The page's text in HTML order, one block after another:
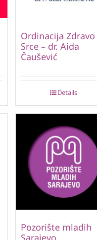
Ordinacija Zdravo
Srce – dr. Aida
Čaušević
Details
Pozorište mladih
Sarajevo